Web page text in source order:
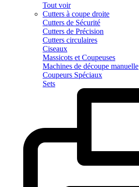
Tout voir
Cutters à coupe droite
Cutters de Sécurité
Cutters de Précision
Cutters circulaires
Ciseaux
Massicots et Coupeuses
Machines de découpe manuelle
Coupeurs Spéciaux
Sets